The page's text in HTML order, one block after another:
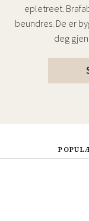
epletreet.
beundres. De er
deg